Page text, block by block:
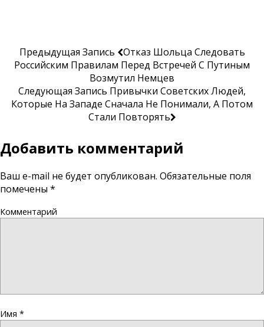
Предыдущая Запись
Отказ Шольца Следовать
Российским Правилам Перед Встречей С Путиным
Возмутил Немцев
Следующая Запись Привычки Советских Людей,
Которые На Западе Сначала Не Понимали, А Потом
Стали Повторять
Добавить комментарий
Ваш e-mail не будет опубликован. Обязательные поля
помечены *
Комментарий
Имя *